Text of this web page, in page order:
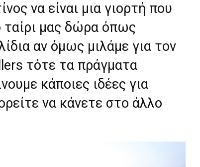
να είναι μια γιορτή που
ταίρι μας δώρα όπως
αν όμως μιλάμε για τον
τότε τα πράγματα
κάποιες ιδέες για
να κάνετε στο άλλο